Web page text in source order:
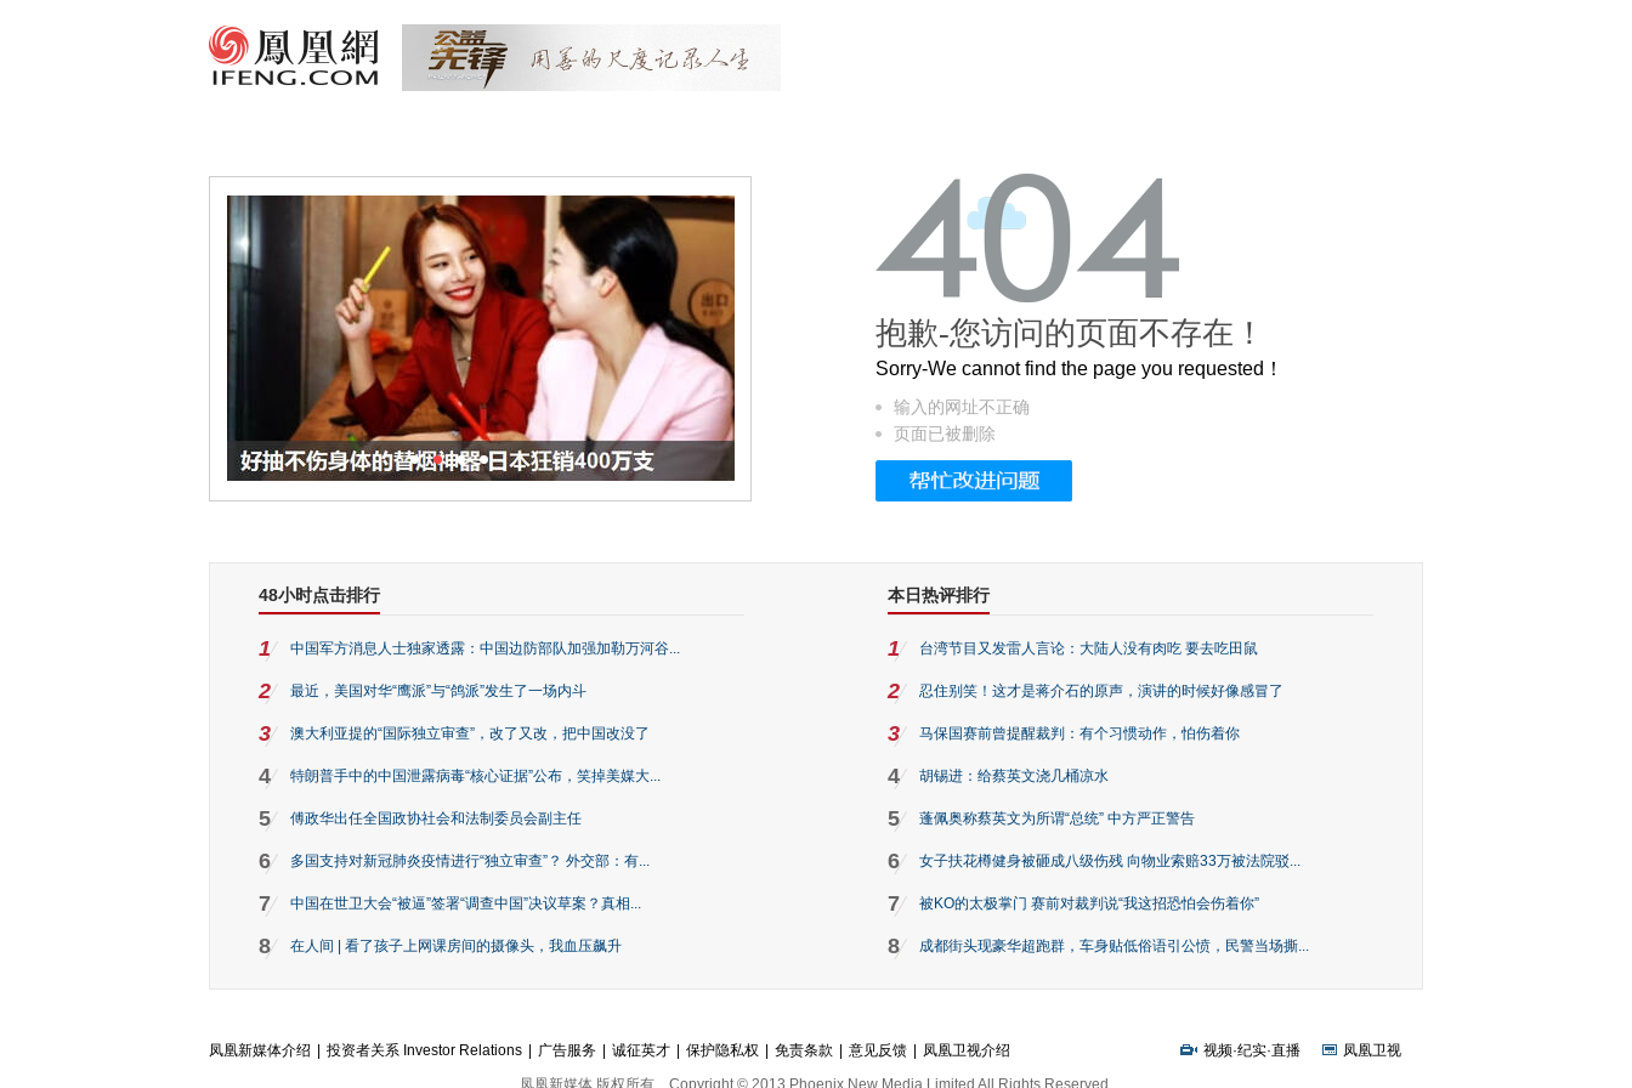
1 2 3 4
抱歉-您访问的页面不存在！
Sorry-We cannot find the page you requested！
输入的网址不正确
页面已被删除
48小时点击排行
1 中国军方消息人士独家透露：中国边防部队加强加勒万河谷...
2 最近，美国对华“鹰派”与“鸽派”发生了一场内斗
3 澳大利亚提的“国际独立审查”，改了又改，把中国改没了
4 特朗普手中的中国泄露病毒“核心证据”公布，笑掉美媒大...
5 傅政华出任全国政协社会和法制委员会副主任
6 多国支持对新冠肺炎疫情进行“独立审查”？ 外交部：有...
7 中国在世卫大会“被逼”签署“调查中国”决议草案？真相...
8 在人间 | 看了孩子上网课房间的摄像头，我血压飙升
本日热评排行
1 台湾节目又发雷人言论：大陆人没有肉吃 要去吃田鼠
2 忍住别笑！这才是蒋介石的原声，演讲的时候好像感冒了
3 马保国赛前曾提醒裁判：有个习惯动作，怕伤着你
4 胡锡进：给蔡英文浇几桶凉水
5 蓬佩奥称蔡英文为所谓“总统” 中方严正警告
6 女子扶花樽健身被砸成八级伤残 向物业索赔33万被法院驳...
7 被KO的太极掌门 赛前对裁判说“我这招恐怕会伤着你”
8 成都街头现豪华超跑群，车身贴低俗语引公愤，民警当场撕...
凤凰新媒体介绍 投资者关系 Investor Relations 广告服务 诚征英才 保护隐私权 免责条款 意见反馈 凤凰卫视介绍 视频·纪实·直播
凤凰卫视
凤凰新媒体 版权所有 Copyright © 2013 Phoenix New Media Limited All Rights Reserved.